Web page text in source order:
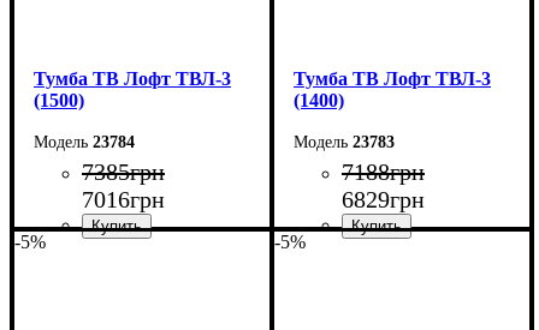
Тумба ТВ Лофт ТВЛ-3
(1500)
23784
7385грн
7016грн
Тумба ТВ Лофт ТВЛ-3
(1400)
23783
7188грн
6829грн
-5% -5%